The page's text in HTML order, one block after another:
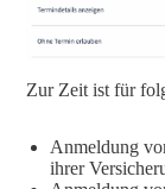
Zur Zeit ist für
Anmeldung
ihrer